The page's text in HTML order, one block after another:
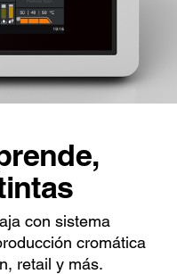
con sistema
cromática
retail y más.